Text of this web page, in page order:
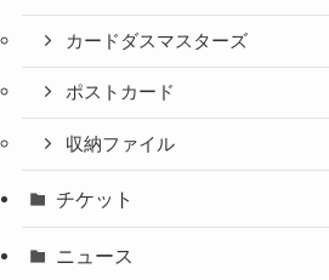
カードダスマスターズ
ポストカード
収納ファイル
チケット
ニュース